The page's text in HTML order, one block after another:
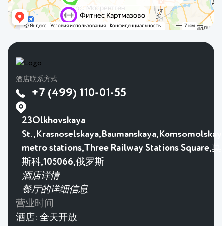
酒店联系方式
+7 (499) 110-01-55
23Olkhovskaya
metro stations,Three Railway Stations Square,莫
斯科,105066,俄罗斯
酒店详情
餐厅的详细信息
营业时间
酒店: 全天开放